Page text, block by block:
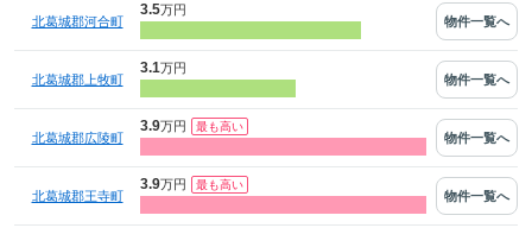
北葛城郡河合町
3.5万円
物件一覧へ
北葛城郡上牧町
3.1万円
物件一覧へ
北葛城郡広陵町
3.9万円
物件一覧へ
北葛城郡王寺町
3.9万円
物件一覧へ